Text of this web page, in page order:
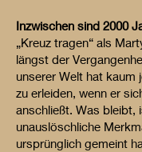
Inzwischen sind 2000
„Kreuz tragen“ als
längst der
unserer Welt hat kaum
zu erleiden, wenn er
anschließt. Was bleibt,
unauslöschliche
ursprünglich gemeint